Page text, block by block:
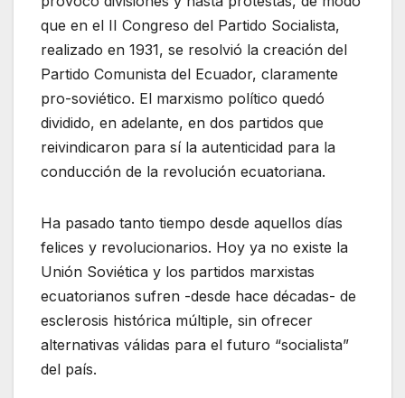
que en el II Congreso del Partido Socialista,
realizado en 1931, se resolvió la creación del
Partido Comunista del Ecuador, claramente
pro-soviético. El marxismo político quedó
dividido, en adelante, en dos partidos que
reivindicaron para sí la autenticidad para la
conducción de la revolución ecuatoriana.
Ha pasado tanto tiempo desde aquellos días
felices y revolucionarios. Hoy ya no existe la
Unión Soviética y los partidos marxistas
ecuatorianos sufren -desde hace décadas- de
esclerosis histórica múltiple, sin ofrecer
alternativas válidas para el futuro “socialista”
del país.